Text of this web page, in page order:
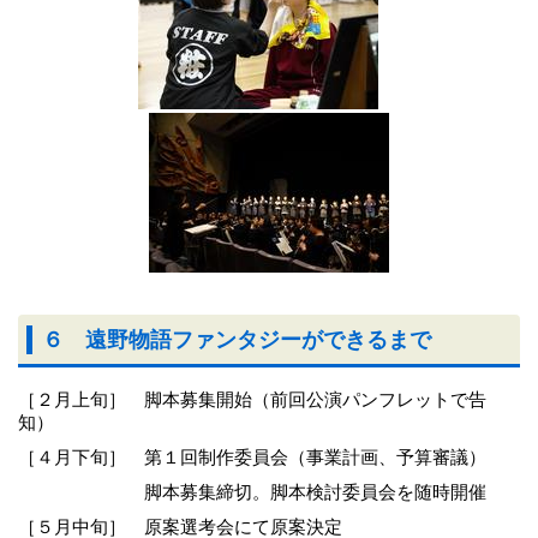
６ 遠野物語ファンタジーができるまで
［２月上旬］ 脚本募集開始（前回公演パンフレットで告
知）
［４月下旬］ 第１回制作委員会（事業計画、予算審議）
脚本募集締切。脚本検討委員会を随時開催
［５月中旬］ 原案選考会にて原案決定